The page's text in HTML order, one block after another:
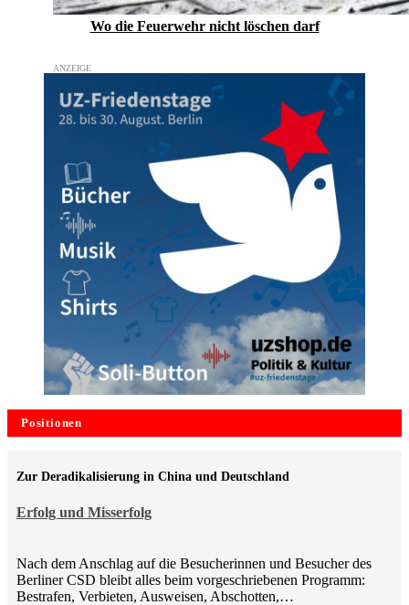
Wo die Feuerwehr nicht löschen darf
Positionen
Erfolg und Misserfolg
Zur Deradikalisierung in China und Deutschland
Nach dem Anschlag auf die Besucherinnen und Besucher des
Berliner CSD bleibt alles beim vorgeschriebenen Programm:
Bestrafen, Verbieten, Ausweisen, Abschotten,…